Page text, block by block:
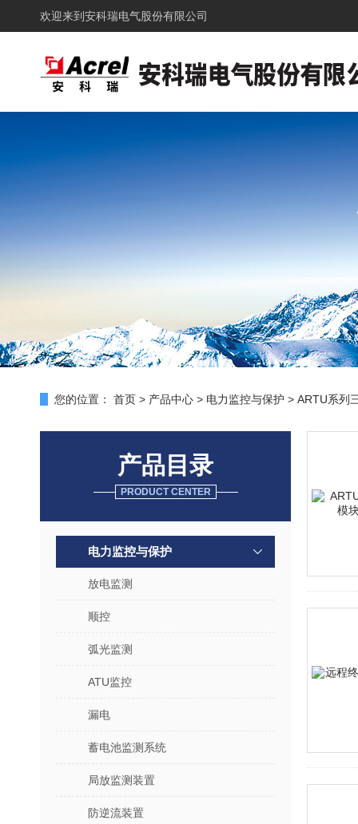
欢迎来到 安科瑞电气股份有限公司
您的位置： 首页 > 产品中心 > 电力监控与保护 > ARTU系列
产品目录
PRODUCT CENTER
电力监控与保护
放电监测
顺控
弧光监测
ATU监控
漏电
蓄电池监测系统
局放监测装置
防逆流装置